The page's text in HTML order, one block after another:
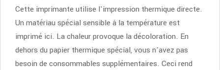
Cette imprimante utilise l'impression thermique directe.
Un matériau spécial sensible à la température est
imprimé ici. La chaleur provoque la décoloration. En
dehors du papier thermique spécial, vous n'avez pas
besoin de consommables supplémentaires. Ceci rend